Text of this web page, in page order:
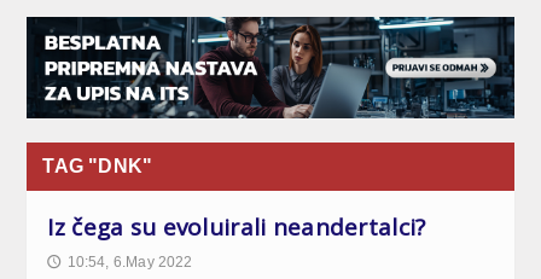
TAG "DNK"
Iz čega su evoluirali neandertalci?
🕔 10:54, 6.May 2022